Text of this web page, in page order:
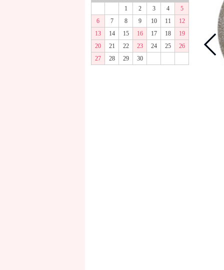
1
2 3 4
5
6
7 8 9 10 11
12
13
14 15 16 17 18
19
20
21 22 23 24 25
26
27
28 29 30